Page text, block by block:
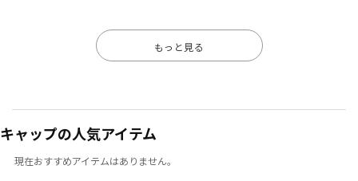
もっと見る
キャップの人気アイテム
現在おすすめアイテムはありません。